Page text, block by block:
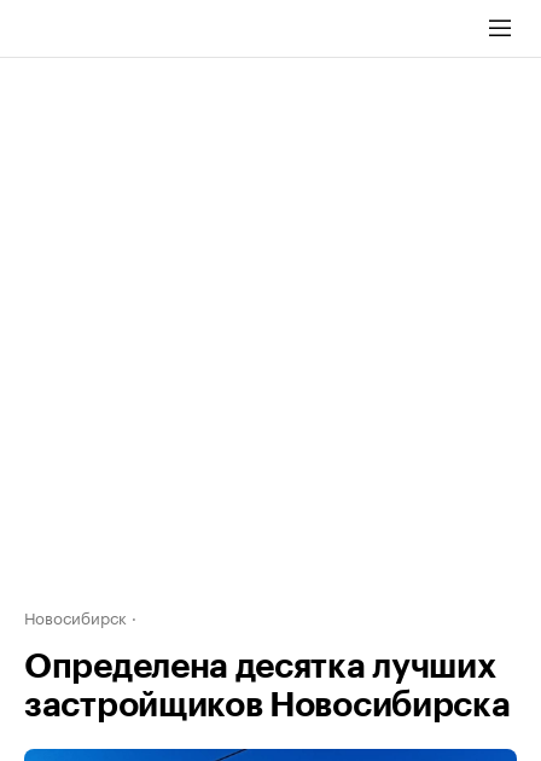
Новосибирск
Определена десятка лучших
застройщиков Новосибирска